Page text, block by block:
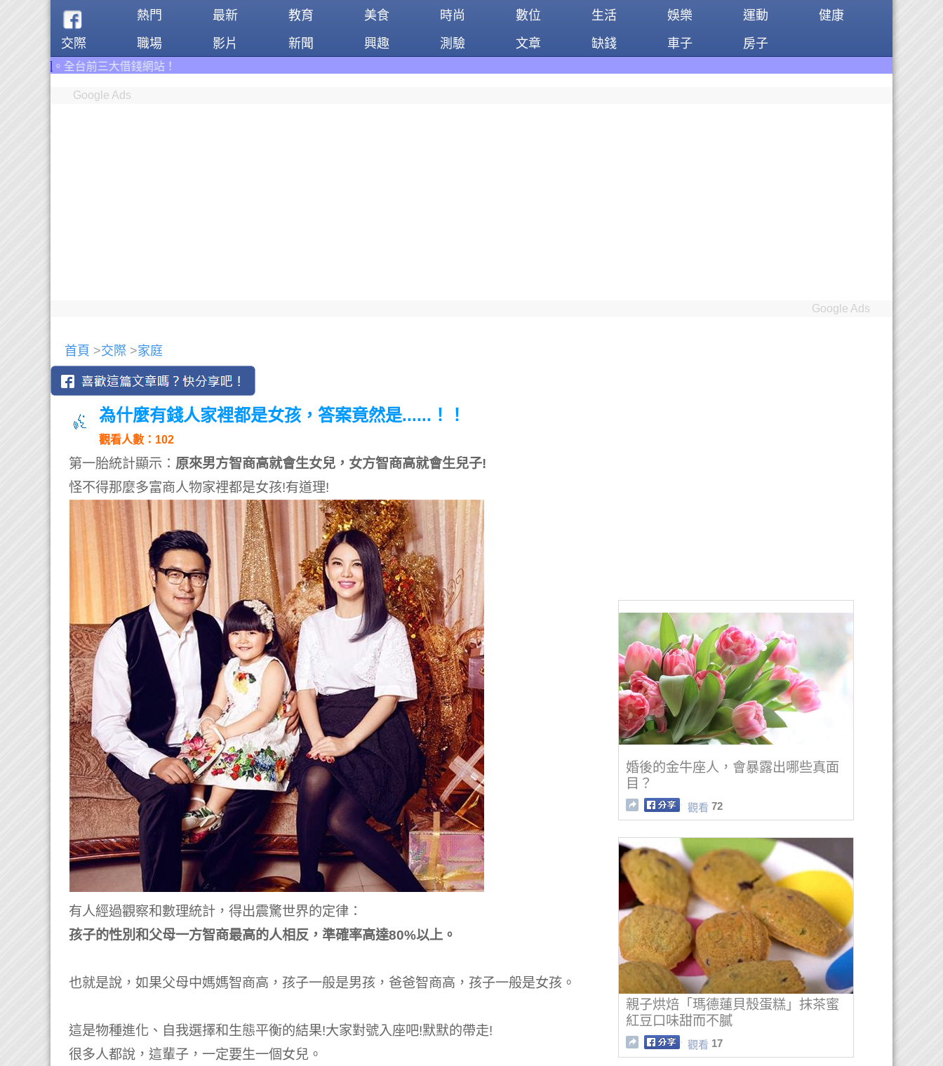
熱門 最新 教育 美食 時尚 數位 生活 娛樂 運動
健康
交際
職場 影片 新聞 興趣 測驗 文章 缺錢 車子 房子
借錢網站！
Google Ads
Google Ads
首頁 >交際 >家庭
為什麼有錢人家裡都是女孩，答案竟然是......！！
觀看人數：102
第一胎統計顯示： 原來男方智商高就會生女兒，女方智商高就會生兒子!
怪不得那麼多富商人物家裡都是女孩!有道理!
有人經過觀察和數理統計，得出震驚世界的定律：
孩子的性別和父母一方智商最高的人相反，準確率高達80%以上。
也就是說，如果父母中媽媽智商高，孩子一般是男孩，爸爸智商高，孩子一般是女孩。
這是物種進化、自我選擇和生態平衡的結果!大家對號入座吧!默默的帶走!
很多人都說，這輩子，一定要生一個女兒。
婚後的金牛座人，會暴露出哪些真面
目？
觀看 72
親子烘焙「瑪德蓮貝殼蛋糕」抹茶蜜
紅豆口味甜而不膩
觀看 17